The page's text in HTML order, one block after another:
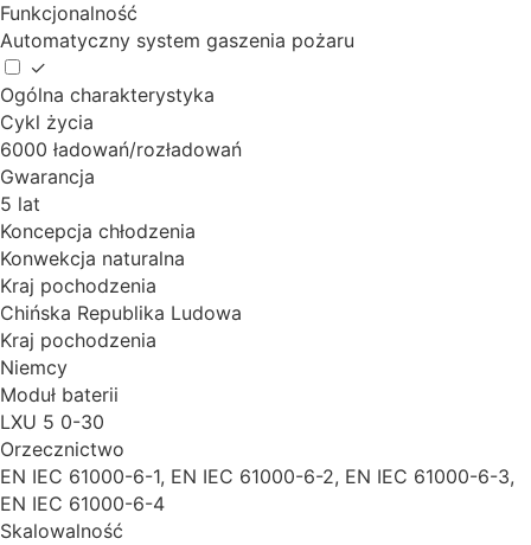
Funkcjonalność
Automatyczny system gaszenia pożaru
✓
Ogólna charakterystyka
Cykl życia
6000 ładowań/rozładowań
Gwarancja
5 lat
Koncepcja chłodzenia
Konwekcja naturalna
Kraj pochodzenia
Chińska Republika Ludowa
Kraj pochodzenia
Niemcy
Moduł baterii
LXU 5 0-30
Orzecznictwo
EN IEC 61000-6-1, EN IEC 61000-6-2, EN IEC 61000-6-3,
EN IEC 61000-6-4
Skalowalność